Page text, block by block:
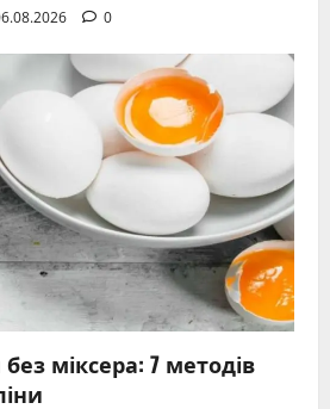
0
міксера: 7 методів